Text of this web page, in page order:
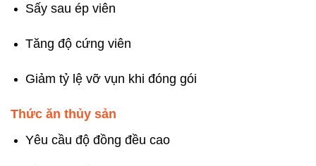
Sấy sau ép viên
Tăng độ cứng viên
Giảm tỷ lệ vỡ vụn khi đóng gói
Thức ăn thủy sản
Yêu cầu độ đồng đều cao